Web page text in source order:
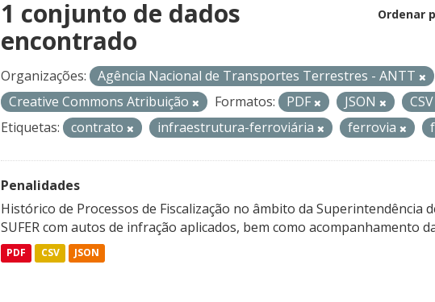
Ordenar
1 conjunto de dados
encontrado
Organizações: Agência Nacional de Transportes Terrestres - ANTT
Creative Commons Atribuição
Formatos: PDF JSON CSV
Etiquetas:
contrato infraestrutura-ferroviária ferrovia
Penalidades
Histórico de Processos de Fiscalização no âmbito da Superintendência
SUFER com autos de infração aplicados, bem como acompanhamento
PDF CSV JSON